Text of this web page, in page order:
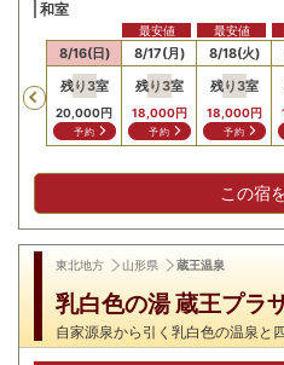
和室
Previous
円
8/16(日)
残り3室
20,000円
予約
8/17(月)
残り3室
18,000円
予約
最安値
8/18(火)
残り3室
18,000円
予約
最安値
この宿
東北地方 山形県 蔵王温泉
乳白色の湯 蔵王プラ
自家源泉から引く乳白色の温泉と